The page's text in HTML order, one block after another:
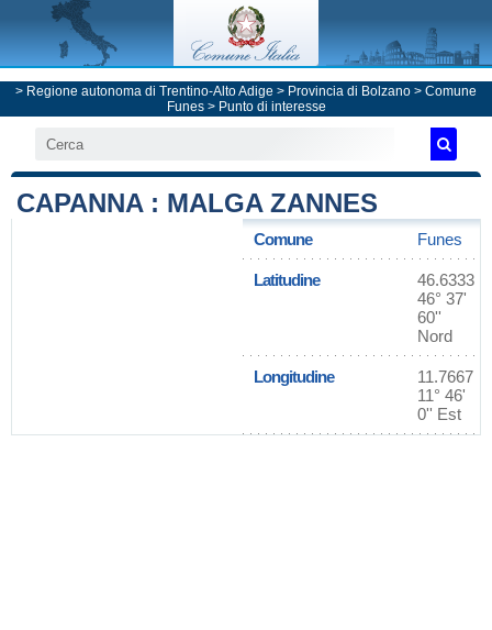
> Regione autonoma di Trentino-Alto Adige > Provincia di Bolzano > Comune
Funes> Punto di interesse
CAPANNA : MALGA ZANNES
Comune Funes
Latitudine
46.6333
46° 37'
60''
Nord
Longitudine
11.7667
11° 46'
0'' Est